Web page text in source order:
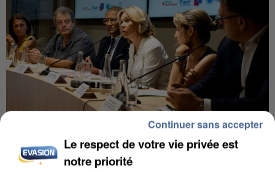
INCENDIES : L’ÎLE-DE-FRANCE LANCE UN ÉLAN
DE SOLIDARITÉ AVEC LES...
Le respect de votre vie privée est
notre priorité
Continuer sans accepter